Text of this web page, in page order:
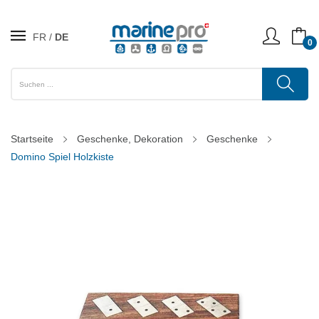
FR DE 0
Startseite Geschenke, Dekoration
Geschenke
Domino Spiel Holzkiste